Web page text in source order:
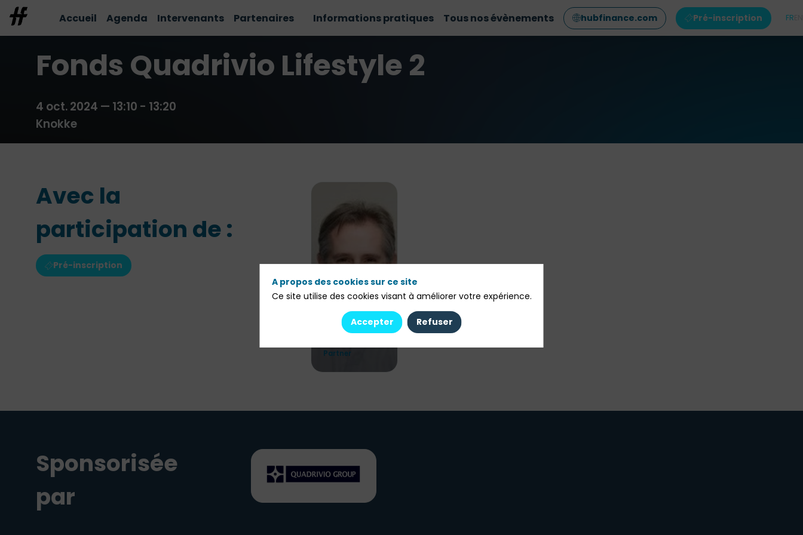
Accueil Agenda Intervenants Partenaires Informations pratiques Tous nos évènements hubfinance.com Pré-inscription FR
Fonds Quadrivio Lifestyle 2
4 oct. 2024 — 13:10 - 13:20
Knokke
Avec la
participation de :
Pré-inscription
Philippe
Franchet
Quadrivio Group
Partner
Sponsorisée
par
A propos des cookies sur ce site
Ce site utilise des cookies visant à améliorer votre expérience.
Accepter Refuser